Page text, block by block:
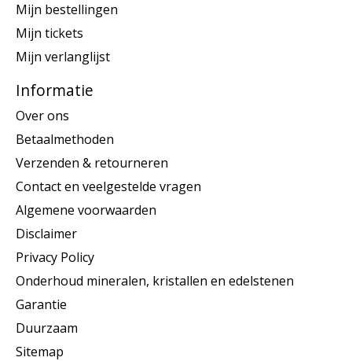
Mijn bestellingen
Mijn tickets
Mijn verlanglijst
Informatie
Over ons
Betaalmethoden
Verzenden & retourneren
Contact en veelgestelde vragen
Algemene voorwaarden
Disclaimer
Privacy Policy
Onderhoud mineralen, kristallen en edelstenen
Garantie
Duurzaam
Sitemap